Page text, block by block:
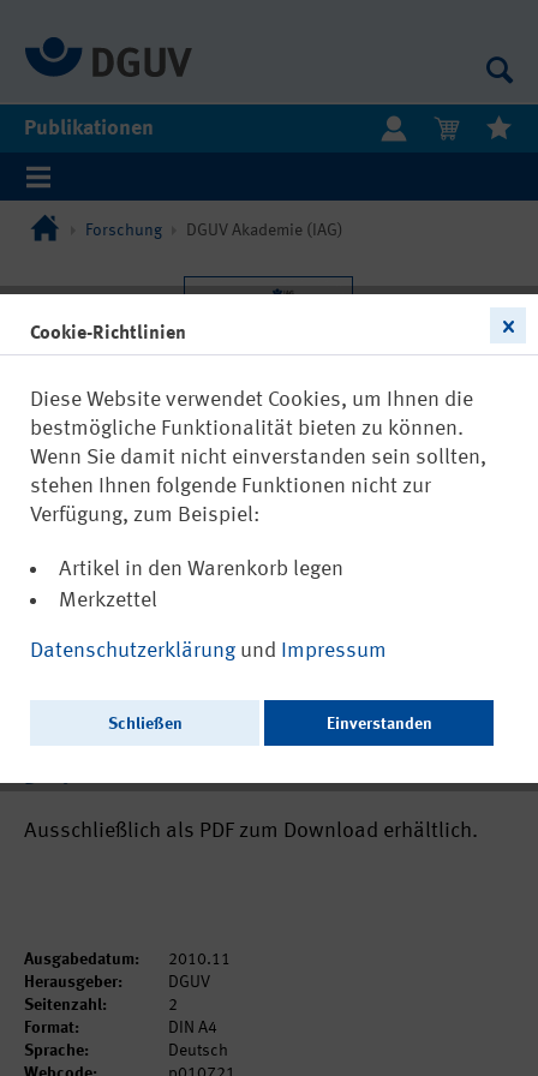
Publikationen
Forschung DGUV Akademie (IAG)
Kampagnenevaluation am Beispiel von
Risiko raus!. Aus der Arbeit des IAG Nr.
Ausschließlich als PDF zum Download erhältlich.
Ausgabedatum:
2010.11
Herausgeber:
DGUV
Seitenzahl:
2
Format:
DIN A4
Sprache:
Deutsch
Cookie-Richtlinien
Diese Website verwendet Cookies, um Ihnen die
bestmögliche Funktionalität bieten zu können.
Wenn Sie damit nicht einverstanden sein sollten,
stehen Ihnen folgende Funktionen nicht zur
Verfügung, zum Beispiel:
Artikel in den Warenkorb legen
Merkzettel
Datenschutzerklärung und Impressum
Schließen Einverstanden